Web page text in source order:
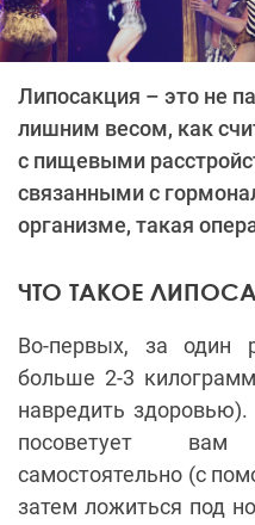
Липосакция – это не
лишним весом, как
с пищевыми
связанными с
организме, такая
ЧТО ТАКОЕ
Во-первых, за один
больше 2-3
навредить
посоветует
самостоятельно (с
затем ложиться под